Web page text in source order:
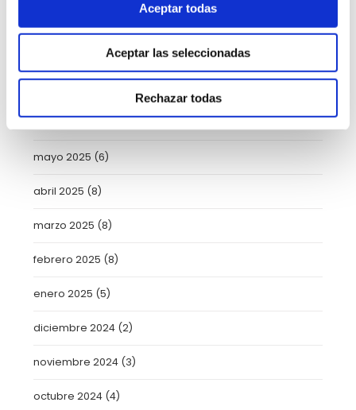
Aceptar todas
Aceptar las seleccionadas
Rechazar todas
(2)
mayo 2025 (6)
abril 2025 (8)
marzo 2025 (8)
febrero 2025 (8)
enero 2025 (5)
diciembre 2024 (2)
noviembre 2024 (3)
octubre 2024 (4)